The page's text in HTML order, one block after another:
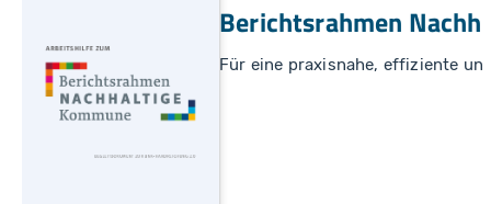
Berichtsrahmen
Für eine praxisnahe, effiziente